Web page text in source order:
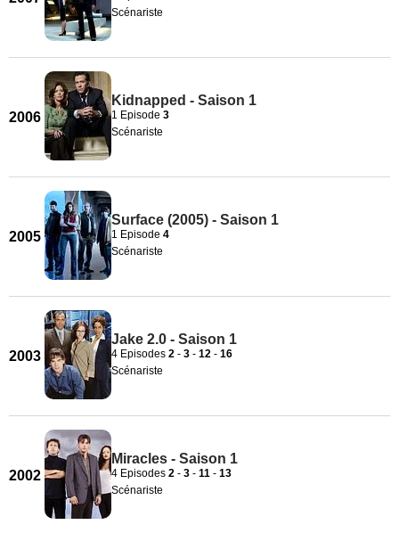
Scénariste
2006
Kidnapped - Saison 1
1 Episode 3
Scénariste
2005
Surface (2005) - Saison 1
1 Episode 4
Scénariste
2003
Jake 2.0 - Saison 1
4 Episodes 2 - 3 - 12 - 16
Scénariste
2002
Miracles - Saison 1
4 Episodes 2 - 3 - 11 - 13
Scénariste